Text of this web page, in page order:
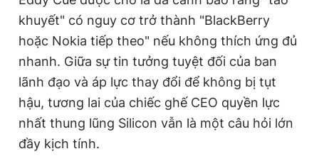
khuyết" có nguy cơ trở thành "BlackBerry
hoặc Nokia tiếp theo" nếu không thích ứng đủ
nhanh. Giữa sự tin tưởng tuyệt đối của ban
lãnh đạo và áp lực thay đổi để không bị tụt
hậu, tương lai của chiếc ghế CEO quyền lực
nhất thung lũng Silicon vẫn là một câu hỏi lớn
đầy kịch tính.